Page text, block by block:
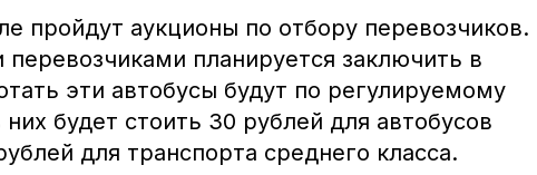
пройдут аукционы по отбору перевозчиков.
планируется заключить в
эти автобусы будут по регулируемому
будет стоить 30 рублей для автобусов
для транспорта среднего класса.